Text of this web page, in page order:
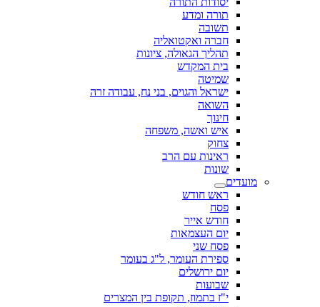
תורה ומדע
תשובה
חברה ואקטואליה
תהליך הגאולה, ציונות
בית המקדש
שמיטה
ישראל והגוים, בני נח, עבודה זרה
השואה
חינוך
איש ואשה, משפחה
צחוק
ראינות עם הרב
שונות
מועדים
ראש חודש
פסח
חודש אייר
יום העצמאות
פסח שני
ספירת העומר, ל"ג בעומר
יום ירושלים
שבועות
י"ז בתמוז, תקופת בין המצרים